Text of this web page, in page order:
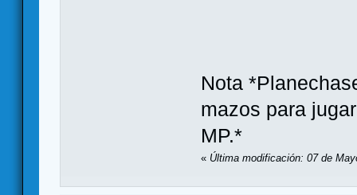
Nota
mazos para
MP.*
« Última modificación: 07 de